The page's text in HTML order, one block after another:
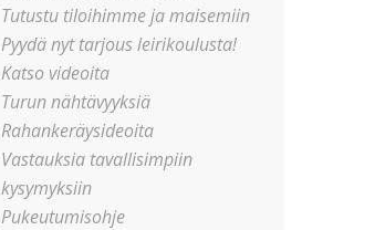
Tutustu tiloihimme ja maisemiin
Pyydä nyt tarjous leirikoulusta!
Katso videoita
Turun nähtävyyksiä
Rahankeräysideoita
Vastauksia tavallisimpiin
kysymyksiin
Pukeutumisohje